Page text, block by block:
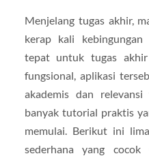
Menjelang tugas akhir,
kerap kali
tepat untuk tugas
fungsional, aplikasi
akademis dan
banyak tutorial praktis
memulai. Berikut ini
sederhana yang